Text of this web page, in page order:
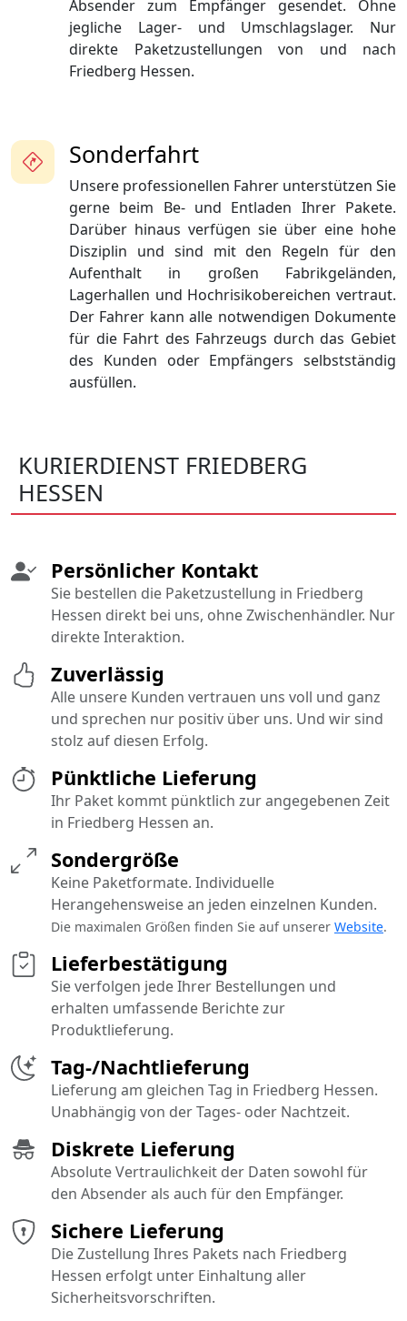
Sonderfahrt
Unsere professionellen Fahrer unterstützen Sie
gerne beim Be- und Entladen Ihrer Pakete.
Darüber hinaus verfügen sie über eine hohe
Disziplin und sind mit den Regeln für den
Aufenthalt in großen Fabrikgeländen,
Lagerhallen und Hochrisikobereichen vertraut.
Der Fahrer kann alle notwendigen Dokumente
für die Fahrt des Fahrzeugs durch das Gebiet
des Kunden oder Empfängers selbstständig
ausfüllen.
Absender zum Empfänger gesendet. Ohne
jegliche Lager- und Umschlagslager. Nur
direkte Paketzustellungen von und nach
Friedberg Hessen.
KURIERDIENST FRIEDBERG
HESSEN
Pünktliche Lieferung
Ihr Paket kommt pünktlich zur angegebenen Zeit
in Friedberg Hessen an.
Sichere Lieferung
Die Zustellung Ihres Pakets nach Friedberg
Hessen erfolgt unter Einhaltung aller
Sicherheitsvorschriften.
Diskrete Lieferung
Absolute Vertraulichkeit der Daten sowohl für
den Absender als auch für den Empfänger.
Tag-/Nachtlieferung
Lieferung am gleichen Tag in Friedberg Hessen.
Unabhängig von der Tages- oder Nachtzeit.
Persönlicher Kontakt
Sie bestellen die Paketzustellung in Friedberg
Hessen direkt bei uns, ohne Zwischenhändler. Nur
direkte Interaktion.
Sondergröße
Keine Paketformate. Individuelle
Herangehensweise an jeden einzelnen Kunden.
Die maximalen Größen finden Sie auf unserer Website.
Lieferbestätigung
Sie verfolgen jede Ihrer Bestellungen und
erhalten umfassende Berichte zur
Produktlieferung.
Zuverlässig
Alle unsere Kunden vertrauen uns voll und ganz
und sprechen nur positiv über uns. Und wir sind
stolz auf diesen Erfolg.